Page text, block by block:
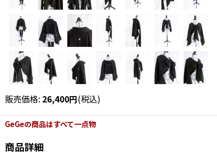
販売価格: 26,400円(税込)
GeGeの商品はすべて一点物
商品詳細